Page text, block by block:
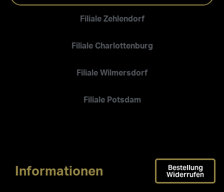
Filiale Zehlendorf
Filiale Charlottenburg
Filiale Wilmersdorf
Filiale Potsdam
Informationen Bestellung
Widerrufen